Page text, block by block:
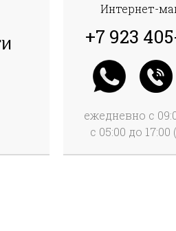
Интернет-
+7 923
ежедневно с
с 05:00 до